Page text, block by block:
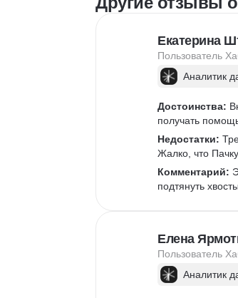
Екатерина
Пользователь
Аналитик
Достоинства:
получать
Недостатки:
Жалко, что
Комментарий:
подтянуть
Елена
Пользователь
Аналитик